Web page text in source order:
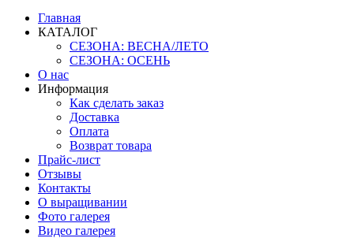
Главная
КАТАЛОГ
СЕЗОНА: ВЕСНА/ЛЕТО
СЕЗОНА: ОСЕНЬ
О нас
Информация
Как сделать заказ
Доставка
Оплата
Возврат товара
Прайс-лист
Отзывы
Контакты
О выращивании
Фото галерея
Видео галерея